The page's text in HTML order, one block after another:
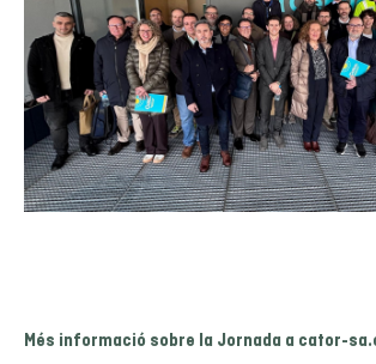
Més informació sobre la Jornada a cator-